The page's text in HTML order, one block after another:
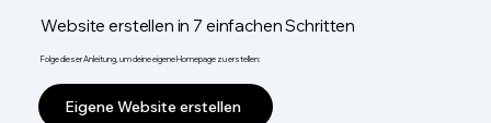
Website erstellen in 7 einfachen Schritten
Folge dieser Anleitung, um deine eigene Homepage zu erstellen:
Eigene Website erstellen